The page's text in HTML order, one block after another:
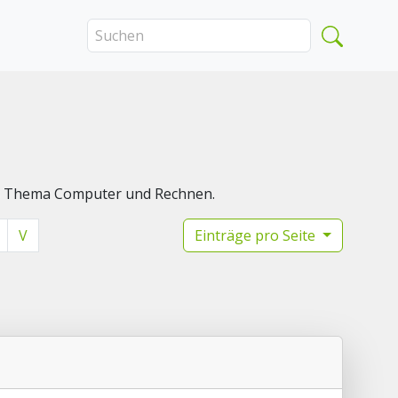
Computer und Rechnen.
V
Einträge pro Seite